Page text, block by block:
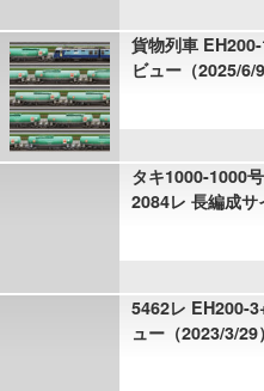
貨物列車
ビュー（2025/6/9
タキ1000-1000
2084レ 長編成サ
5462レ EH200-
ュー（2023/3/29）